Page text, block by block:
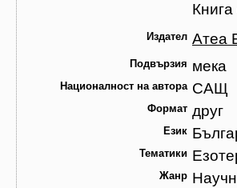
Издател Атеа
Подвързия мека
Националност на автора САЩ
Формат друг
Език
Тематики
Жанр